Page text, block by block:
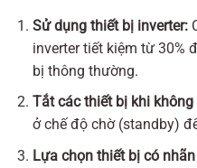
Sử dụng thiết bị inverter:
inverter tiết kiệm từ 30%
bị thông thường.
Tắt các thiết bị khi
ở chế độ chờ (standby)
Lựa chọn thiết bị có